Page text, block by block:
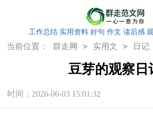
工作总结 实用资料 好句 作文 读后感
当前位置： 群走网 > 实用文 > 日记
豆芽的观察日
时间：2026-06-03 15:01:32